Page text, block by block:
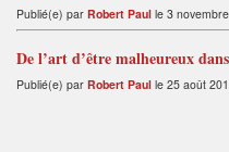
Publié(e) par Robert Paul le 3
De l’art d’être malheureux
Publié(e) par Robert Paul le 25 août